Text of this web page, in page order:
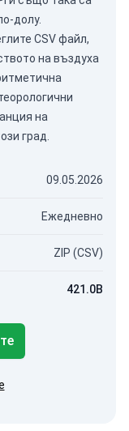
долу.
CSV файл,
на въздуха
на
град.
09.05.2026
Ежедневно
ZIP (CSV)
421.0B